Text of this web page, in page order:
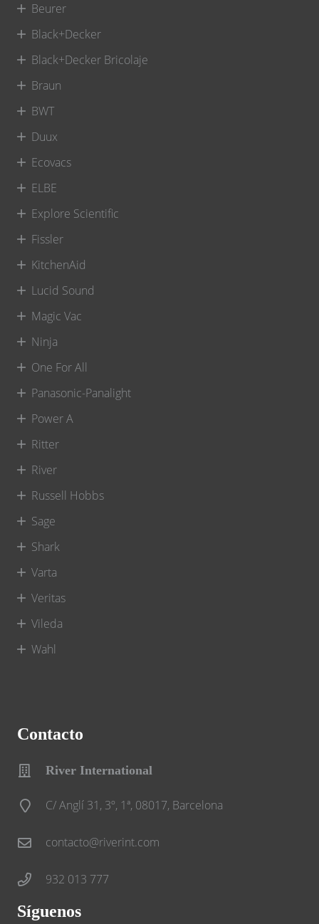
Beurer
Black+Decker
Black+Decker Bricolaje
Braun
BWT
Duux
Ecovacs
ELBE
Explore Scientific
Fissler
KitchenAid
Lucid Sound
Magic Vac
Ninja
One For All
Panasonic-Panalight
Power A
Ritter
River
Russell Hobbs
Sage
Shark
Varta
Veritas
Vileda
Wahl
Contacto
River International
C/ Anglí 31, 3º, 1ª, 08017, Barcelona
contacto@riverint.com
932 013 777
Síguenos